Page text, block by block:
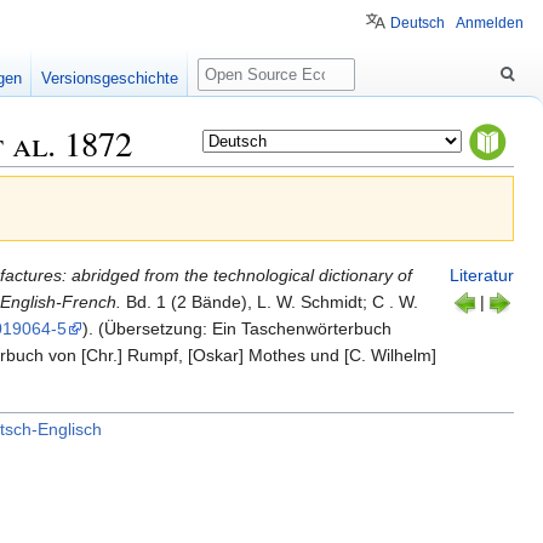
al. 1872
Literatur
|
abridged from the technological dictionary of
French.
Bd. 1 (2 Bände), L. W. Schmidt; C . W.
5
). (Übersetzung: Ein Taschenwörterbuch
von [Chr.] Rumpf, [Oskar] Mothes und [C. Wilhelm]
Englisch
Deutsch Anmelden
Versionsgeschichte
Suche